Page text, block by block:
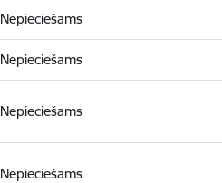
Nepieciešams
Nepieciešams
Nepieciešams
Nepieciešams